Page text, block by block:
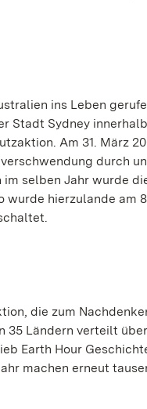
ins Leben
Stadt Sydney
Am 31. März
durch
selben Jahr wurde
wurde hierzulande
die zum
Ländern verteilt
Earth Hour
machen erneut